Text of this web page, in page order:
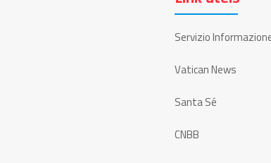
Servizio
Vatican News
Santa Sé
CNBB